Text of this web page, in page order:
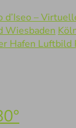
d’Iseo –
Wiesbaden
Hafen Luftbild